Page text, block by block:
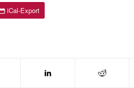
iCal-Export